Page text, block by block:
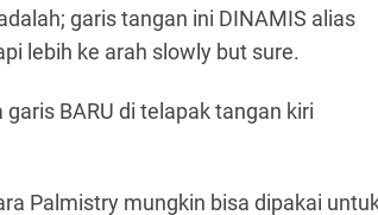
garis tangan ini DINAMIS alias
lebih ke arah slowly but sure.
BARU di telapak tangan kiri
Palmistry mungkin bisa dipakai